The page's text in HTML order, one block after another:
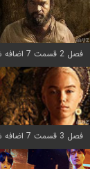
فصل 2 قسمت 7 اضافه شد
فصل 3 قسمت 7 اضافه شد